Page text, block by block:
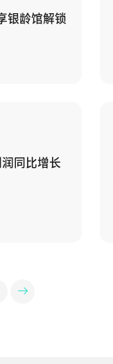
银龄馆解锁
同比增长